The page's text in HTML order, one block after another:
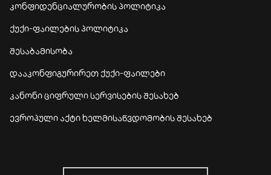
კონფიდენციალურობის პოლიტიკა
ქუქი-ფაილების პოლიტიკა
შესაბამისობა
დააკონფიგურირეთ ქუქი-ფაილები
კანონი ციფრული სერვისების შესახებ
ევროპული აქტი ხელმისაწვდომობის შესახებ